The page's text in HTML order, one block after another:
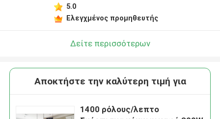
5.0
Ελεγχμένος προμηθευτής
Δείτε περισσότερων
Αποκτήστε την καλύτερη τιμή για
1400 ρόλους/λεπτο